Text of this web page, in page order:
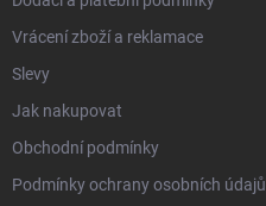
Vrácení zboží a reklamace
Slevy
Jak nakupovat
Obchodní podmínky
Podmínky ochrany osobních údajů